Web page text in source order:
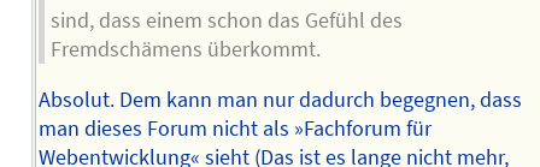
sind, dass einem schon das Gefühl des
Fremdschämens überkommt.
Absolut. Dem kann man nur dadurch begegnen, dass
man dieses Forum nicht als »Fachforum für
Webentwicklung« sieht (Das ist es lange nicht mehr,